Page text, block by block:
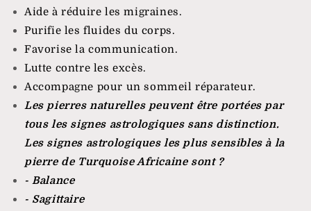
Aide à réduire les migraines.
Purifie les fluides du corps.
Favorise la communication.
Lutte contre les excès.
Accompagne pour un sommeil réparateur.
Les pierres naturelles peuvent être portées par
tous les signes astrologiques sans distinction.
Les signes astrologiques les plus sensibles à la
pierre de Turquoise Africaine sont ?
- Balance
- Sagittaire